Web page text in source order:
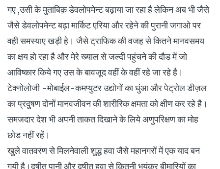
गए ,उसी के मुताबिक़ डेवलोपमेन्ट बढ़ाया जा रहा है लेकिन अब भी जैसे
जैसे डेवलोपमेन्ट बढ़ा मार्किट एरिया और रहेने की पुरानी जगाओ पर
वही समस्याए खड़ी हे। जैसे ट्राफिक की वजह से कितने मानवसमय
का क्षय हो रहा है और मेरे ख्याल से जल्दी पहुंचने की दौड में जो
आविष्कार किये गए उस के बावजूद वहीं के वहीं रहे जा रहे है।
टेक्नोलोजी -मोबाईल-कमप्युटर उद्योगों का धुंआ और पेट्रोल डीज़ल
का प्रदुषण दोनों मानवजीवन की शारीरिक क्षमता को क्षीण कर रहे है।
समजदार देश भी अपनी ताकत दिखाने के लिये अणुपरिक्षण का मोह
छोड नहीं रहें।
खुले वातवरण से मिलनेवाली शुद्ध हवा जैसे महानगरों में एक याद बन
गयी है।दूषीत पानी और दूषीत हवा से कितनी भयंकर बीमारियों का